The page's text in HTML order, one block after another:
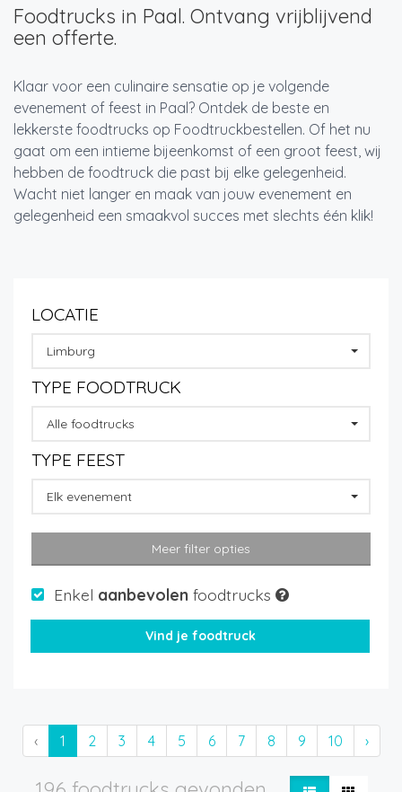
Foodtrucks in Paal. Ontvang vrijblijvend
een offerte.
Klaar voor een culinaire sensatie op je volgende
evenement of feest in Paal? Ontdek de beste en
lekkerste foodtrucks op Foodtruckbestellen. Of het nu
gaat om een intieme bijeenkomst of een groot feest, wij
hebben de foodtruck die past bij elke gelegenheid.
Wacht niet langer en maak van jouw evenement en
gelegenheid een smaakvol succes met slechts één klik!
LOCATIE
Limburg
TYPE FOODTRUCK
Alle foodtrucks
TYPE FEEST
Elk evenement
Meer filter opties
Enkel aanbevolen foodtrucks
‹ 1 2 3 4 5 6 7 8 9 10 ›